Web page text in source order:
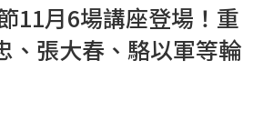
11月6場講座登場！重
、張大春、駱以軍等輪